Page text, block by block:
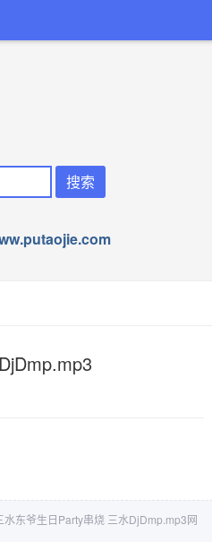
东爷生日Party串烧 三水DjDmp.mp3网